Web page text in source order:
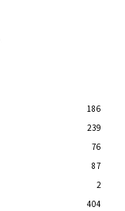
186
239
76
87
2
404